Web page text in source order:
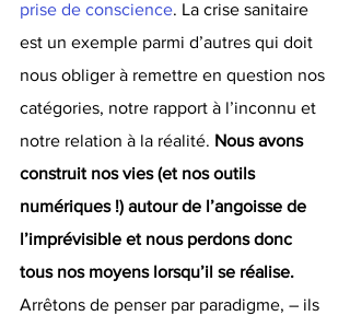
prise de conscience. La crise sanitaire
est un exemple parmi d’autres qui doit
nous obliger à remettre en question nos
catégories, notre rapport à l’inconnu et
notre relation à la réalité. Nous avons
construit nos vies (et nos outils
numériques !) autour de l’angoisse de
l’imprévisible et nous perdons donc
tous nos moyens lorsqu’il se réalise.
Arrêtons de penser par paradigme, – ils